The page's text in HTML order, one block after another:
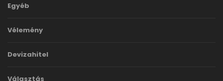
Egyéb
Vélemény
Devizahitel
Választás